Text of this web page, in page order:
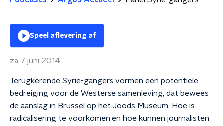
Speel aflevering af
za 7 juni 2014
Terugkerende Syrie-gangers vormen een potentiele
bedreiging voor de Westerse samenleving, dat bewees
de aanslag in Brussel op het Joods Museum. Hoe is
radicalisering te voorkomen en hoe kunnen journalisten